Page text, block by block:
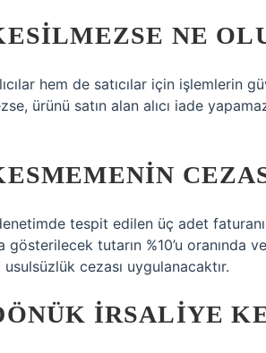
NE
hem de satıcılar için işlemlerin
ürünü satın alan alıcı iade
tespit edilen üç adet
tutarın %10’u oranında
cezası uygulanacaktır.
IRSALIYE